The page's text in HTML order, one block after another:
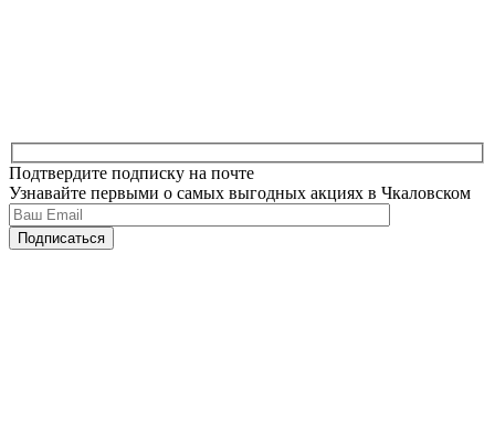
Подтвердите подписку на почте
Узнавайте первыми о самых выгодных акциях в Чкаловском